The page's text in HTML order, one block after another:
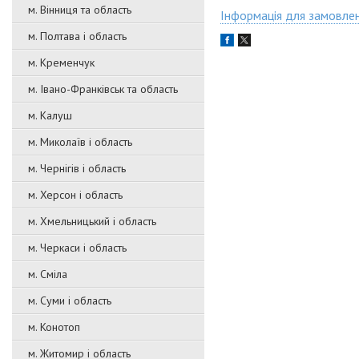
м. Вінниця та область
м. Полтава і область
м. Кременчук
м. Івано-Франківськ та область
м. Калуш
м. Миколаїв і область
м. Чернігів і область
м. Херсон і область
м. Хмельницький і область
м. Черкаси і область
м. Сміла
м. Суми і область
м. Конотоп
м. Житомир і область
Інформація для